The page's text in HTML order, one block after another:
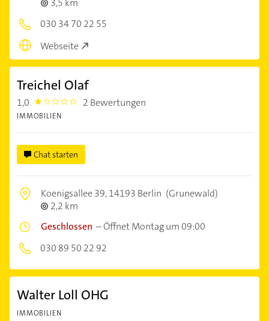
3,5 km
030 34 70 22 55
Webseite
Treichel Olaf
1,0 1.0 2 Bewertungen
IMMOBILIEN
Chat starten
Koenigsallee 39,14193 Berlin (Grunewald)
2,2 km
Geschlossen –Öffnet Montag um 09:00
030 89 50 22 92
Walter Loll OHG
IMMOBILIEN